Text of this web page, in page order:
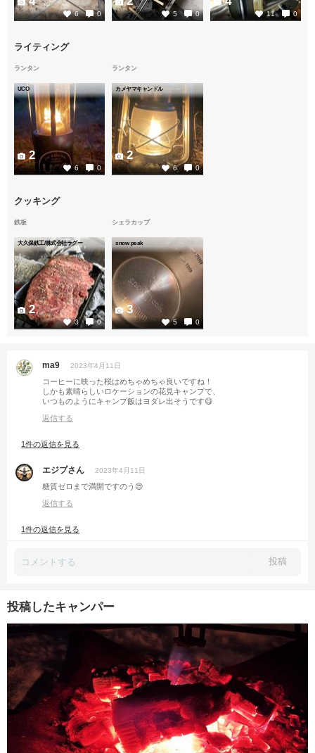
6 0 5 0 11 0
ライティング
ランタン
UCO
6 0
2
ランタン
カメヤマキャンドル
6 0
2
クッキング
鉄板
大久保鉄工/株式会社ラグー
3 0
2
シェラカップ
snow peak
5 0
3
ma9 2023年4月11日
コーヒーに映った桜はめちゃめちゃ良いですね！
しかも素晴らしいロケーションの花見キャンプで、
いつものようにキャンプ飯はヨダレ出そうです😋
返信する
1件の返信を見る
エジプさん 2023年4月11日
糖質ゼロまで満開ですのう😍
返信する
1件の返信を見る
投稿
投稿したキャンパー